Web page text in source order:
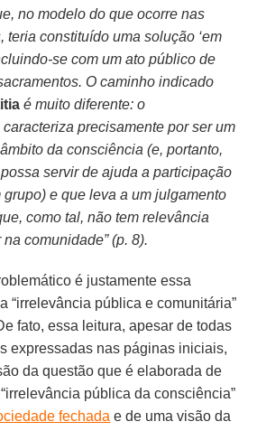
no modelo do que ocorre nas
teria constituído uma solução ‘em
se com um ato público de
O caminho indicado
é muito diferente: o
precisamente por ser um
da consciência (e, portanto,
servir de ajuda a participação
grupo) e que leva a um julgamento
como tal, não tem relevância
comunidade” (p. 8).
é justamente essa
“irrelevância pública e comunitária”
fato, essa leitura, apesar de todas
expressadas nas páginas iniciais,
da questão que é elaborada de
pública da consciência”
fechada e de uma visão da